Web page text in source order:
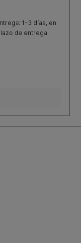
con el número
10
1-3 días, en
de entrega